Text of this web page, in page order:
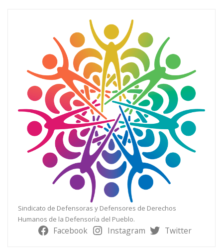
Sindicato de Defensoras y Defensores de Derechos
Humanos de la Defensoría del Pueblo.
Facebook Instagram Twitter